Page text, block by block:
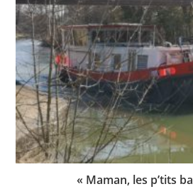
« Maman, les p’tits